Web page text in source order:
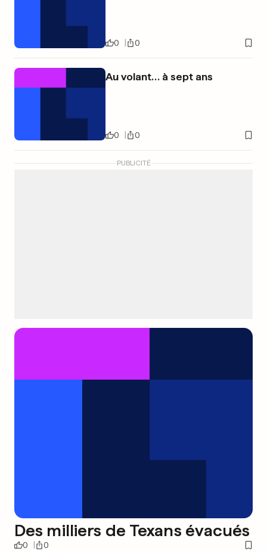
0 0
Au volant… à sept ans
0 0
PUBLICITÉ
Des milliers de Texans évacués
0 0